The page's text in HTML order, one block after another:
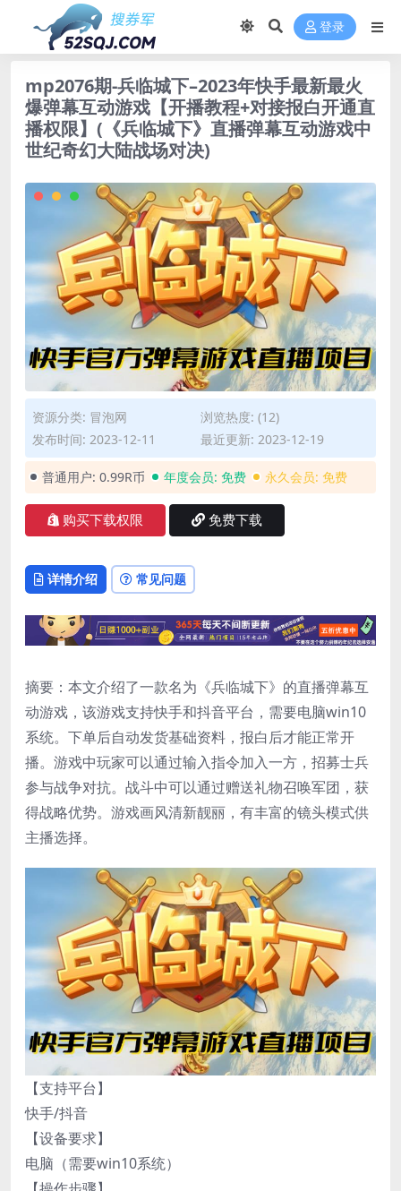
登录
mp2076期-兵临城下–2023年快手最新最火
爆弹幕互动游戏【开播教程+对接报白开通直
播权限】(《兵临城下》直播弹幕互动游戏中
世纪奇幻大陆战场对决)
资源分类: 冒泡网
浏览热度: (12)
发布时间: 2023-12-11
最近更新: 2023-12-19
普通用户: 0.99R币 年度会员: 免费 永久会员: 免费
购买下载权限 免费下载
详情介绍 常见问题
摘要：本文介绍了一款名为《兵临城下》的直播弹幕互
动游戏，该游戏支持快手和抖音平台，需要电脑win10
系统。下单后自动发货基础资料，报白后才能正常开
播。游戏中玩家可以通过输入指令加入一方，招募士兵
参与战争对抗。战斗中可以通过赠送礼物召唤军团，获
得战略优势。游戏画风清新靓丽，有丰富的镜头模式供
主播选择。
【支持平台】
快手/抖音
【设备要求】
电脑（需要win10系统）